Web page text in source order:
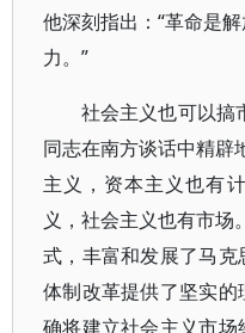
他深刻指出：“革命是
力。”
社会主义也可以搞
同志在南方谈话中精辟
主义，资本主义也有
义，社会主义也有市场
式，丰富和发展了马
体制改革提供了坚实
确将建立社会主义市